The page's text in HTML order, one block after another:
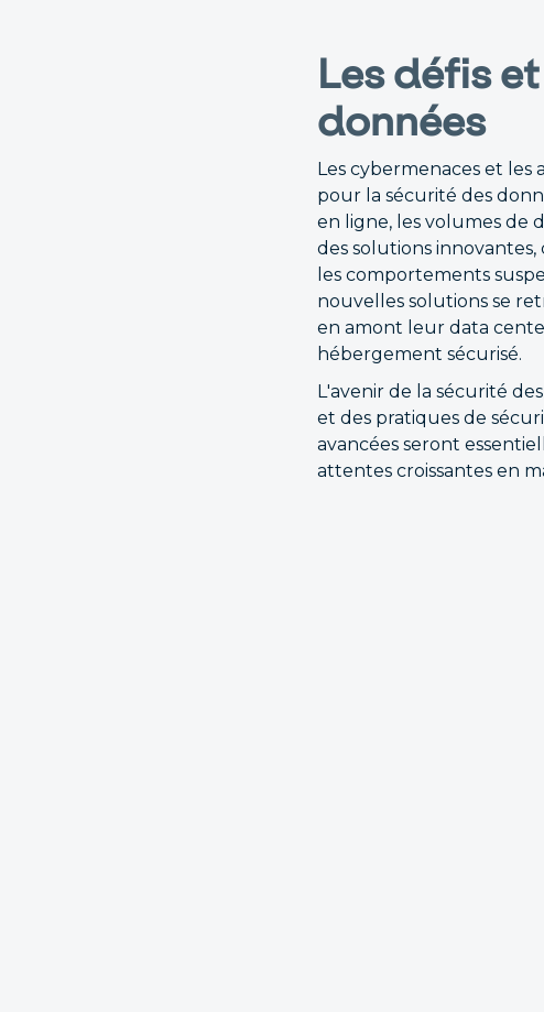
Les défis
données
Les cybermenaces et
pour la sécurité des
en ligne, les volumes de
des solutions
les comportements
nouvelles solutions se
en amont leur data
hébergement sécurisé.
L'avenir de la sécurité
et des pratiques de
avancées seront
attentes croissantes en